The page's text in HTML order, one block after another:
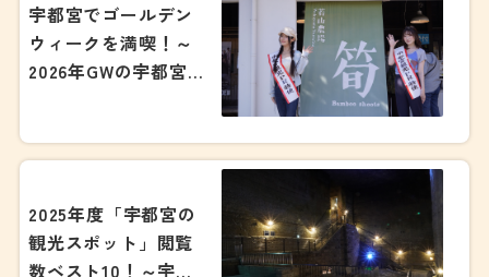
宇都宮でゴールデン
ウィークを満喫！～
2026年GWの宇都宮
2025年度「宇都宮の
観光スポット」閲覧
数ベスト10！～宇都